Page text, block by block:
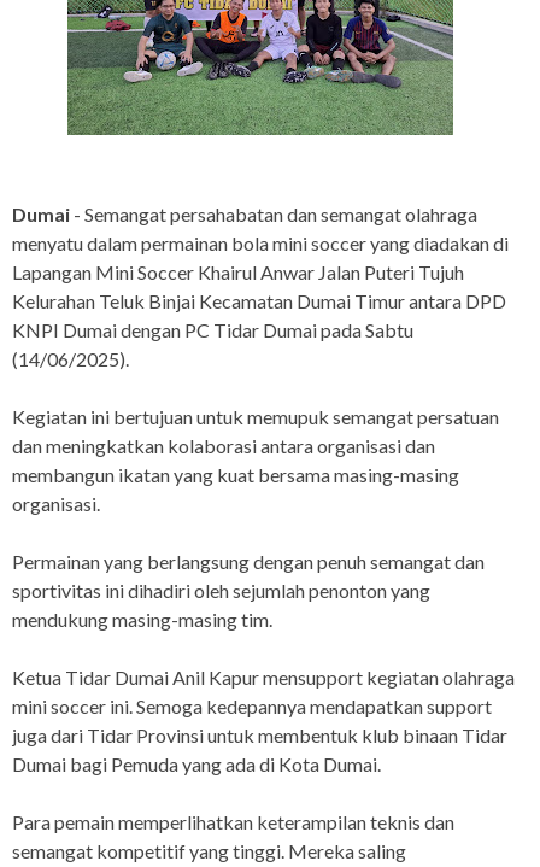
Dumai - Semangat persahabatan dan semangat olahraga
menyatu dalam permainan bola mini soccer yang diadakan di
Lapangan Mini Soccer Khairul Anwar Jalan Puteri Tujuh
Kelurahan Teluk Binjai Kecamatan Dumai Timur antara DPD
KNPI Dumai dengan PC Tidar Dumai pada Sabtu
(14/06/2025).
Kegiatan ini bertujuan untuk memupuk semangat persatuan
dan meningkatkan kolaborasi antara organisasi dan
membangun ikatan yang kuat bersama masing-masing
organisasi.
Permainan yang berlangsung dengan penuh semangat dan
sportivitas ini dihadiri oleh sejumlah penonton yang
mendukung masing-masing tim.
Ketua Tidar Dumai Anil Kapur mensupport kegiatan olahraga
mini soccer ini. Semoga kedepannya mendapatkan support
juga dari Tidar Provinsi untuk membentuk klub binaan Tidar
Dumai bagi Pemuda yang ada di Kota Dumai.
Para pemain memperlihatkan keterampilan teknis dan
semangat kompetitif yang tinggi. Mereka saling